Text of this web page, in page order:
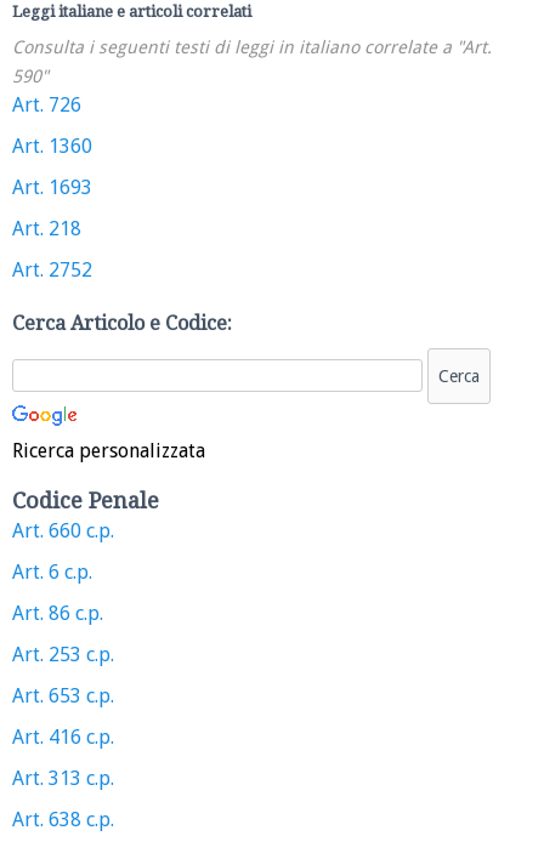
Leggi italiane e articoli correlati
Consulta i seguenti testi di leggi in italiano correlate a "Art.
590"
Art. 726
Art. 1360
Art. 1693
Art. 218
Art. 2752
Cerca Articolo e Codice:
Ricerca personalizzata
Codice Penale
Art. 660 c.p.
Art. 6 c.p.
Art. 86 c.p.
Art. 253 c.p.
Art. 653 c.p.
Art. 416 c.p.
Art. 313 c.p.
Art. 638 c.p.